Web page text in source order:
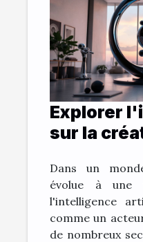
Explorer
sur la
Dans un
évolue à une
l'intelligence
comme un
de nombreux